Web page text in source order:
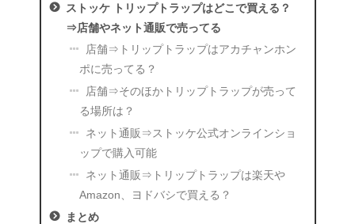
ストッケ トリップトラップはどこで買える？
⇒店舗やネット通販で売ってる
店舗⇒トリップトラップはアカチャンホン
ポに売ってる？
店舗⇒そのほかトリップトラップが売って
る場所は？
ネット通販⇒ストッケ公式オンラインショ
ップで購入可能
ネット通販⇒トリップトラップは楽天や
Amazon、ヨドバシで買える？
まとめ